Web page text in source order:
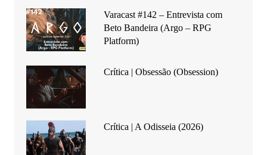
Varacast #142 – Entrevista com
Beto Bandeira (Argo – RPG
Platform)
Crítica | Obsessão (Obsession)
Crítica | A Odisseia (2026)